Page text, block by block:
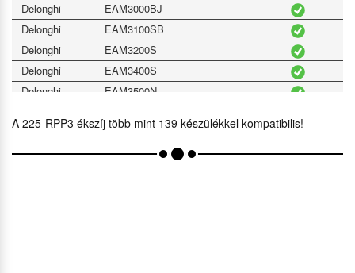
Delonghi
EAM3000BJ
Delonghi
EAM3100SB
Delonghi
EAM3200S
Delonghi
EAM3400S
Delonghi
EAM3500N
Delonghi
EAM4400
Delonghi
ECA14300
A 225-RPP3 ékszíj több mint 139 készülékkel kompatibilis!